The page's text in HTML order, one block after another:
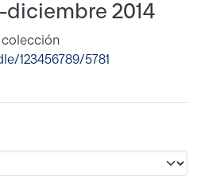
diciembre 2014
colección
123456789/5781